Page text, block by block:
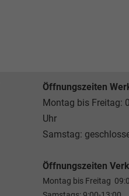
Öffnungszeiten
Montag bis Freitag:
Uhr
Samstag:
Öffnungszeiten
Montag bis Freitag